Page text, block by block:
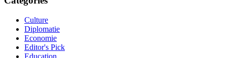
Culture
Diplomatie
Economie
Editor's Pick
Education